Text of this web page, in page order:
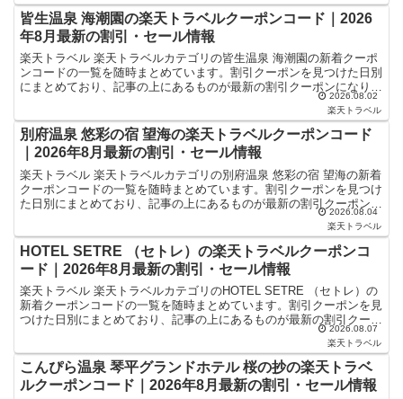
皆生温泉 海潮園の楽天トラベルクーポンコード｜2026
年8月最新の割引・セール情報
楽天トラベル 楽天トラベルカテゴリの皆生温泉 海潮園の新着クーポ
ンコードの一覧を随時まとめています。割引クーポンを見つけた日別
にまとめており、記事の上にあるものが最新の割引クーポンになりま
す。ホテル・旅館宿泊の予約などで使えるクーポンやセー...2026.08.02
楽天トラベル
別府温泉 悠彩の宿 望海の楽天トラベルクーポンコード
｜2026年8月最新の割引・セール情報
楽天トラベル 楽天トラベルカテゴリの別府温泉 悠彩の宿 望海の新着
クーポンコードの一覧を随時まとめています。割引クーポンを見つけ
た日別にまとめており、記事の上にあるものが最新の割引クーポンに
なります。ホテル・旅館宿泊の予約などで使えるクーポ...
2026.08.04
楽天トラベル
HOTEL SETRE （セトレ）の楽天トラベルクーポンコ
ード｜2026年8月最新の割引・セール情報
楽天トラベル 楽天トラベルカテゴリのHOTEL SETRE （セトレ）の
新着クーポンコードの一覧を随時まとめています。割引クーポンを見
つけた日別にまとめており、記事の上にあるものが最新の割引クーポ
2026.08.07
楽天トラベル
こんぴら温泉 琴平グランドホテル 桜の抄の楽天トラベ
ルクーポンコード｜2026年8月最新の割引・セール情報